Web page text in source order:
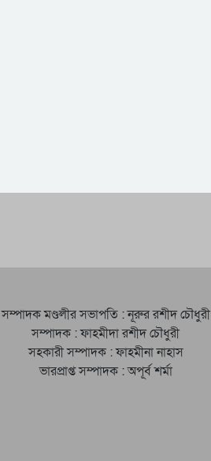
সম্পাদক মণ্ডলীর সভাপতি : নূরুর রশীদ চৌধুরী
সম্পাদক : ফাহমীদা রশীদ চৌধুরী
সহকারী সম্পাদক : ফাহমীনা নাহাস
ভারপ্রাপ্ত সম্পাদক : অপূর্ব শর্মা